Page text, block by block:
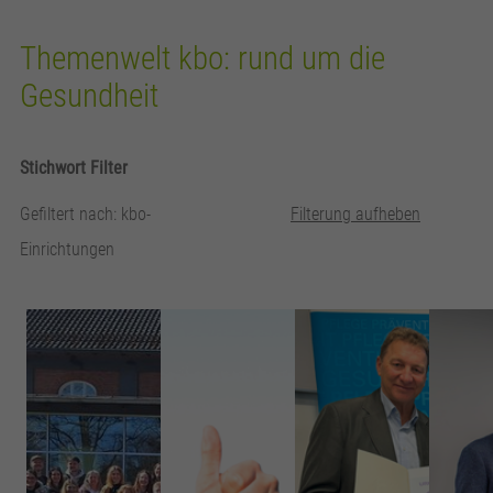
Themenwelt kbo: rund um die
Gesundheit
Stichwort Filter
Gefiltert nach: kbo-
Einrichtungen
Filterung aufheben